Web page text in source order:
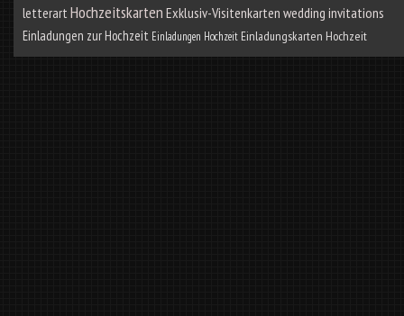
letterart Hochzeitskarten Exklusiv-Visitenkarten wedding invitations
Einladungen zur Hochzeit Einladungen Hochzeit Einladungskarten Hochzeit